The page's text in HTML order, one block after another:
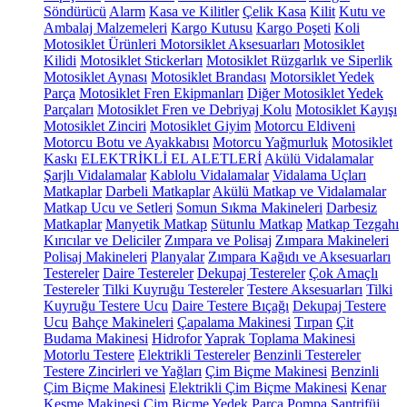
Söndürücü Alarm Kasa ve Kilitler Çelik Kasa Kilit Kutu ve
Ambalaj Malzemeleri Kargo Kutusu Kargo Poşeti Koli
Motosiklet Ürünleri Motorsiklet Aksesuarları Motosiklet
Kilidi Motosiklet Stickerları Motosiklet Rüzgarlık ve Siperlik
Motosiklet Aynası Motosiklet Brandası Motorsiklet Yedek
Parça Motosiklet Fren Ekipmanları Diğer Motosiklet Yedek
Parçaları Motosiklet Fren ve Debriyaj Kolu Motosiklet Kayışı
Motosiklet Zinciri Motosiklet Giyim Motorcu Eldiveni
Motorcu Botu ve Ayakkabısı Motorcu Yağmurluk Motosiklet
Kaskı ELEKTRİKLİ EL ALETLERİ Akülü Vidalamalar
Şarjlı Vidalamalar Kablolu Vidalamalar Vidalama Uçları
Matkaplar Darbeli Matkaplar Akülü Matkap ve Vidalamalar
Matkap Ucu ve Setleri Somun Sıkma Makineleri Darbesiz
Matkaplar Manyetik Matkap Sütunlu Matkap Matkap Tezgahı
Kırıcılar ve Deliciler Zımpara ve Polisaj Zımpara Makineleri
Polisaj Makineleri Planyalar Zımpara Kağıdı ve Aksesuarları
Testereler Daire Testereler Dekupaj Testereler Çok Amaçlı
Testereler Tilki Kuyruğu Testereler Testere Aksesuarları Tilki
Kuyruğu Testere Ucu Daire Testere Bıçağı Dekupaj Testere
Ucu Bahçe Makineleri Çapalama Makinesi Tırpan Çit
Budama Makinesi HidroforYaprak Toplama Makinesi
Motorlu Testere Elektrikli Testereler Benzinli Testereler
Testere Zincirleri ve Yağları Çim Biçme Makinesi Benzinli
Çim Biçme Makinesi Elektrikli Çim Biçme Makinesi Kenar
Kesme Makinesi Çim Biçme Yedek Parça Pompa Santrifüj